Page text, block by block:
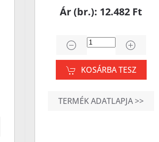
Ár (br.): 12.482 Ft
KOSÁRBA TESZ
TERMÉK ADATLAPJA >>